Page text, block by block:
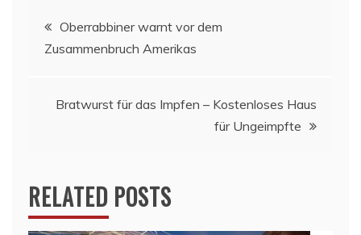
Beitragsnavigation
Oberrabbiner warnt vor dem
Zusammenbruch Amerikas
Bratwurst für das Impfen – Kostenloses Haus
für Ungeimpfte
RELATED POSTS